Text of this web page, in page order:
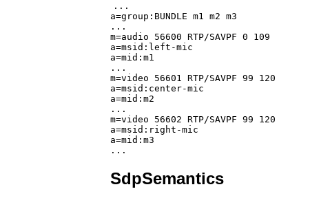
...
a=group:BUNDLE m1 m2 m3
...
m=audio 56600 RTP/SAVPF 0 109
a=msid:left-mic
a=mid:m1
...
m=video 56601 RTP/SAVPF 99 120
a=msid:center-mic
a=mid:m2
...
m=video 56602 RTP/SAVPF 99 120
a=msid:right-mic
a=mid:m3
...
SdpSemantics